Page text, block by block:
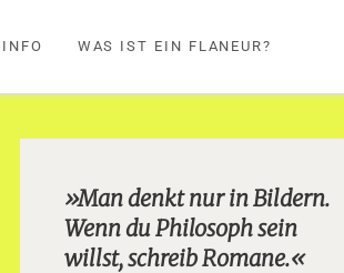
INFO WAS IST EIN FLANEUR?
»Man denkt nur in Bildern.
Wenn du Philosoph sein
willst, schreib Romane.«